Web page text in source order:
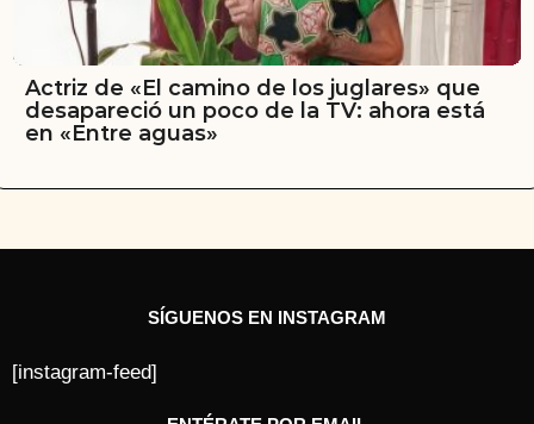
Actriz de «El camino de los juglares» que
desapareció un poco de la TV: ahora está
en «Entre aguas»
SÍGUENOS EN INSTAGRAM
[instagram-feed]